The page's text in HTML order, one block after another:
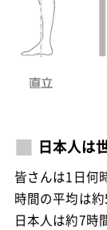
日本人は
皆さんは1日何
時間の平均は
日本人は約7時